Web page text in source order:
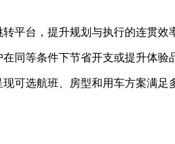
平台，提升规划与执行的连贯效
同等条件下节省开支或提升体验
可选航班、房型和用车方案满足